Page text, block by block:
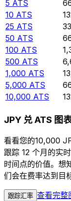
5 ATS
10 ATS
25 ATS
50 ATS
100 ATS
500 ATS
1,000 ATS
5,000 ATS
10,000 ATS
JPY 兑 ATS 图
看看您的10,000
跟踪 12 个月的实
时间点的价值。想
们会在费率达到目
跟踪汇率 查看完整